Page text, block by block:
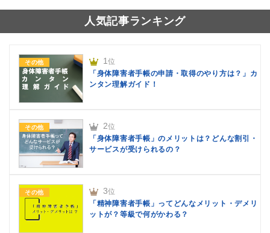
人気記事ランキング
その他 1位
「身体障害者手帳の申請・取得のやり方は？」カ
ンタン理解ガイド！
その他 2位
「身体障害者手帳」のメリットは？どんな割引・
サービスが受けられるの？
その他 3位
「精神障害者手帳」ってどんなメリット・デメリ
ットが？等級で何がかわる？